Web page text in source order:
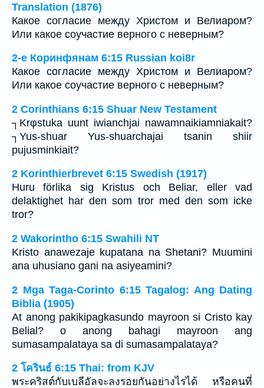
Translation (1876)
Какое согласие между Христом и Велиаром?
Или какое соучастие верного с неверным?
2-е Коринфянам 6:15 Russian koi8r
Какое согласие между Христом и Велиаром?
Или какое соучастие верного с неверным?
2 Corinthians 6:15 Shuar New Testament
┐Krφstuka uunt iwianchjai nawamnaikiamniakait?
┐Yus-shuar Yus-shuarchajai tsanin shiir
pujusminkiait?
2 Korinthierbrevet 6:15 Swedish (1917)
Huru förlika sig Kristus och Beliar, eller vad
delaktighet har den som tror med den som icke
tror?
2 Wakorintho 6:15 Swahili NT
Kristo anawezaje kupatana na Shetani? Muumini
ana uhusiano gani na asiyeamini?
2 Mga Taga-Corinto 6:15 Tagalog: Ang Dating
Biblia (1905)
At anong pakikipagkasundo mayroon si Cristo kay
Belial? o anong bahagi mayroon ang
sumasampalataya sa di sumasampalataya?
2 โครินธ์ 6:15 Thai: from KJV
พระคริสต์กับเบลีอัลจะลงรอยกันอย่างไรได้ หรือคนที่